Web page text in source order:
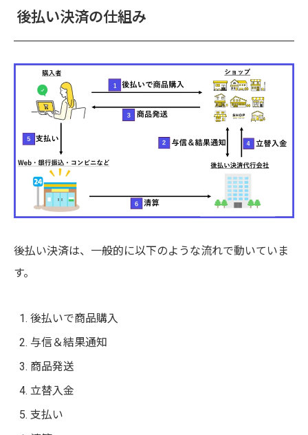
後払い決済の仕組み
後払い決済は、一般的に以下のような流れで動いていま
す。
後払いで商品購入
与信＆結果通知
商品発送
立替入金
支払い